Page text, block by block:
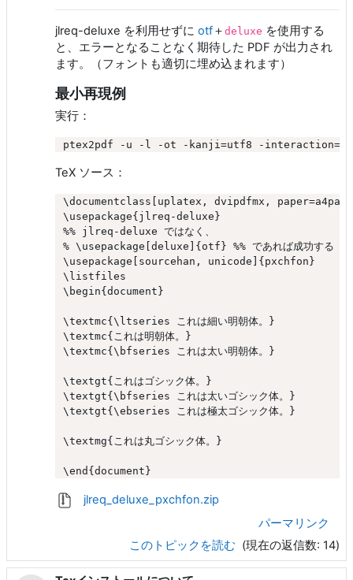
jlreq-deluxe を利用せずに otf＋ deluxe を使用する
と、エラーとなることなく期待した PDF が出力され
ます。（フォントも適切に埋め込まれます）
最小再現例
実行：
TeX ソース：
\documentclass[uplatex, dvipdfmx,
\usepackage{jlreq-deluxe}
%% jlreq-deluxe ではなく、
% \usepackage[deluxe]{otf} %% であれば成功する
\usepackage[sourcehan, unicode]{pxchfon}
\listfiles
\begin{document}
\textmc{\ltseries これは細い明朝体。}
\textmc{これは明朝体。}
\textmc{\bfseries これは太い明朝体。}
\textgt{これはゴシック体。}
\textgt{\bfseries これは太いゴシック体。}
\textgt{\ebseries これは極太ゴシック体。}
\textmg{これは丸ゴシック体。}
jlreq_deluxe_pxchfon.zip
パーマリンク
このトピックを読む (現在の返信数: 14)